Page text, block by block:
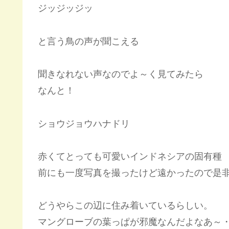
ジッジッジッ
と言う鳥の声が聞こえる
聞きなれない声なのでよ～く見てみたら
なんと！
ショウジョウハナドリ
赤くてとっても可愛いインドネシアの固有種
前にも一度写真を撮ったけど遠かったので是
どうやらこの辺に住み着いているらしい。
マングローブの葉っぱが邪魔なんだよなあ～